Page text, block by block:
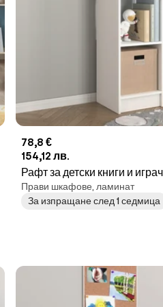
78,8 €
154,12 лв.
Рафт за детски книги и
метода Монтесори, с 3
Прави шкафове, ламинат
За изпращане след 1 седмица